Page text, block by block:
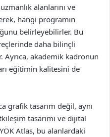
alanlarını ve
hangi programın
belirleyebilirler. Bu
daha bilinçli
Ayrıca, akademik kadronun
eğitimin kalitesini de
grafik tasarım değil, aynı
tasarımı ve dijital
Atlas, bu alanlardaki